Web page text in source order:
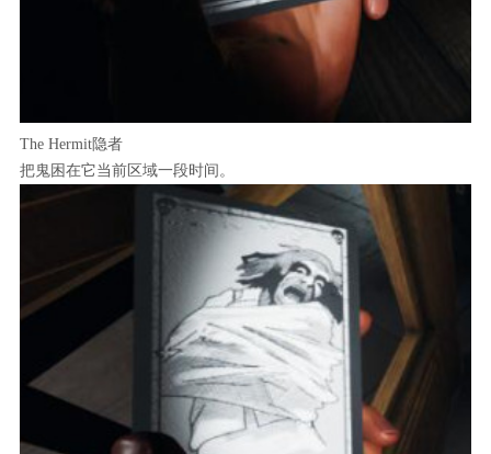
The Hermit隐者
把鬼困在它当前区域一段时间。